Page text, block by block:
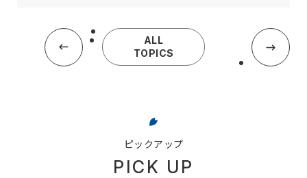
ALL
TOPICS
ピックアップ
PICK UP